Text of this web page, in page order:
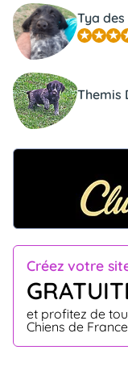
Créez votre
et profitez de
Chiens de
Tya
Themis